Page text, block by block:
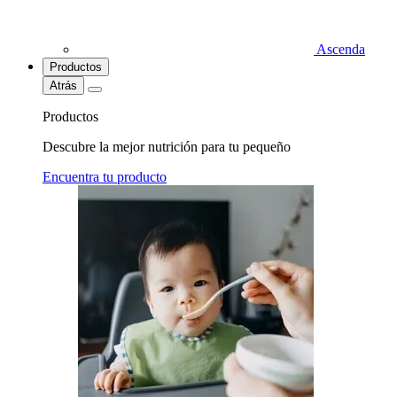
Ascenda
Productos
Atrás
Productos
Descubre la mejor nutrición para tu pequeño
Encuentra tu producto